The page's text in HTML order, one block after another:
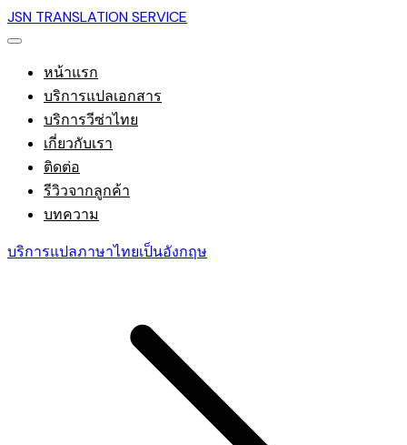
JSN TRANSLATION SERVICE
หน้าแรก
บริการแปลเอกสาร
บริการวีซ่าไทย
เกี่ยวกับเรา
ติดต่อ
รีวิวจากลูกค้า
บทความ
บริการแปลภาษาไทยเป็นอังกฤษ